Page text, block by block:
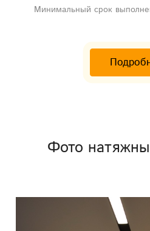
Минимальный срок
Фото